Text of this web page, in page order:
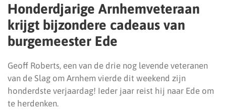
Honderdjarige Arnhemveteraan
krijgt bijzondere cadeaus van
burgemeester Ede
Geoff Roberts, een van de drie nog levende veteranen
van de Slag om Arnhem vierde dit weekend zijn
honderdste verjaardag! Ieder jaar reist hij naar Ede om
te herdenken.